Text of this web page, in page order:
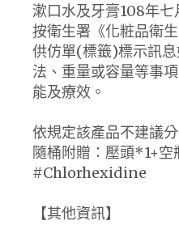
漱口水及牙膏108年
按衛生署《化粧品衛
供仿單(標籤)標示訊
法、重量或容量等事
能及療效。
依規定該產品不建議
隨桶附贈：壓頭*1+
#Chlorhexidine
【其他資訊】